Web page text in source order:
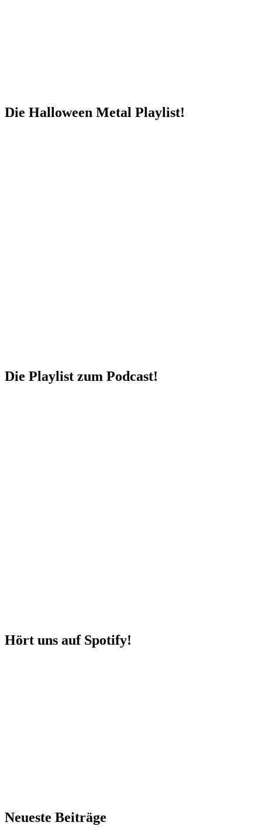
Die Halloween Metal Playlist!
Die Playlist zum Podcast!
Hört uns auf Spotify!
Neueste Beiträge